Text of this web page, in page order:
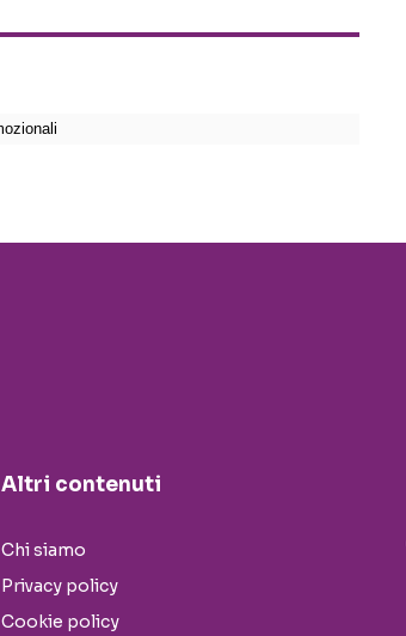
Altri contenuti
Chi siamo
Privacy policy
Cookie policy